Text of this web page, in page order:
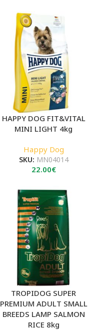
HAPPY DOG FIT&VITAL
MINI LIGHT 4kg
Happy Dog
SKU: MN04014
22.00€
TROPIDOG SUPER
PREMIUM ADULT SMALL
BREEDS LAMP SALMON
RICE 8kg